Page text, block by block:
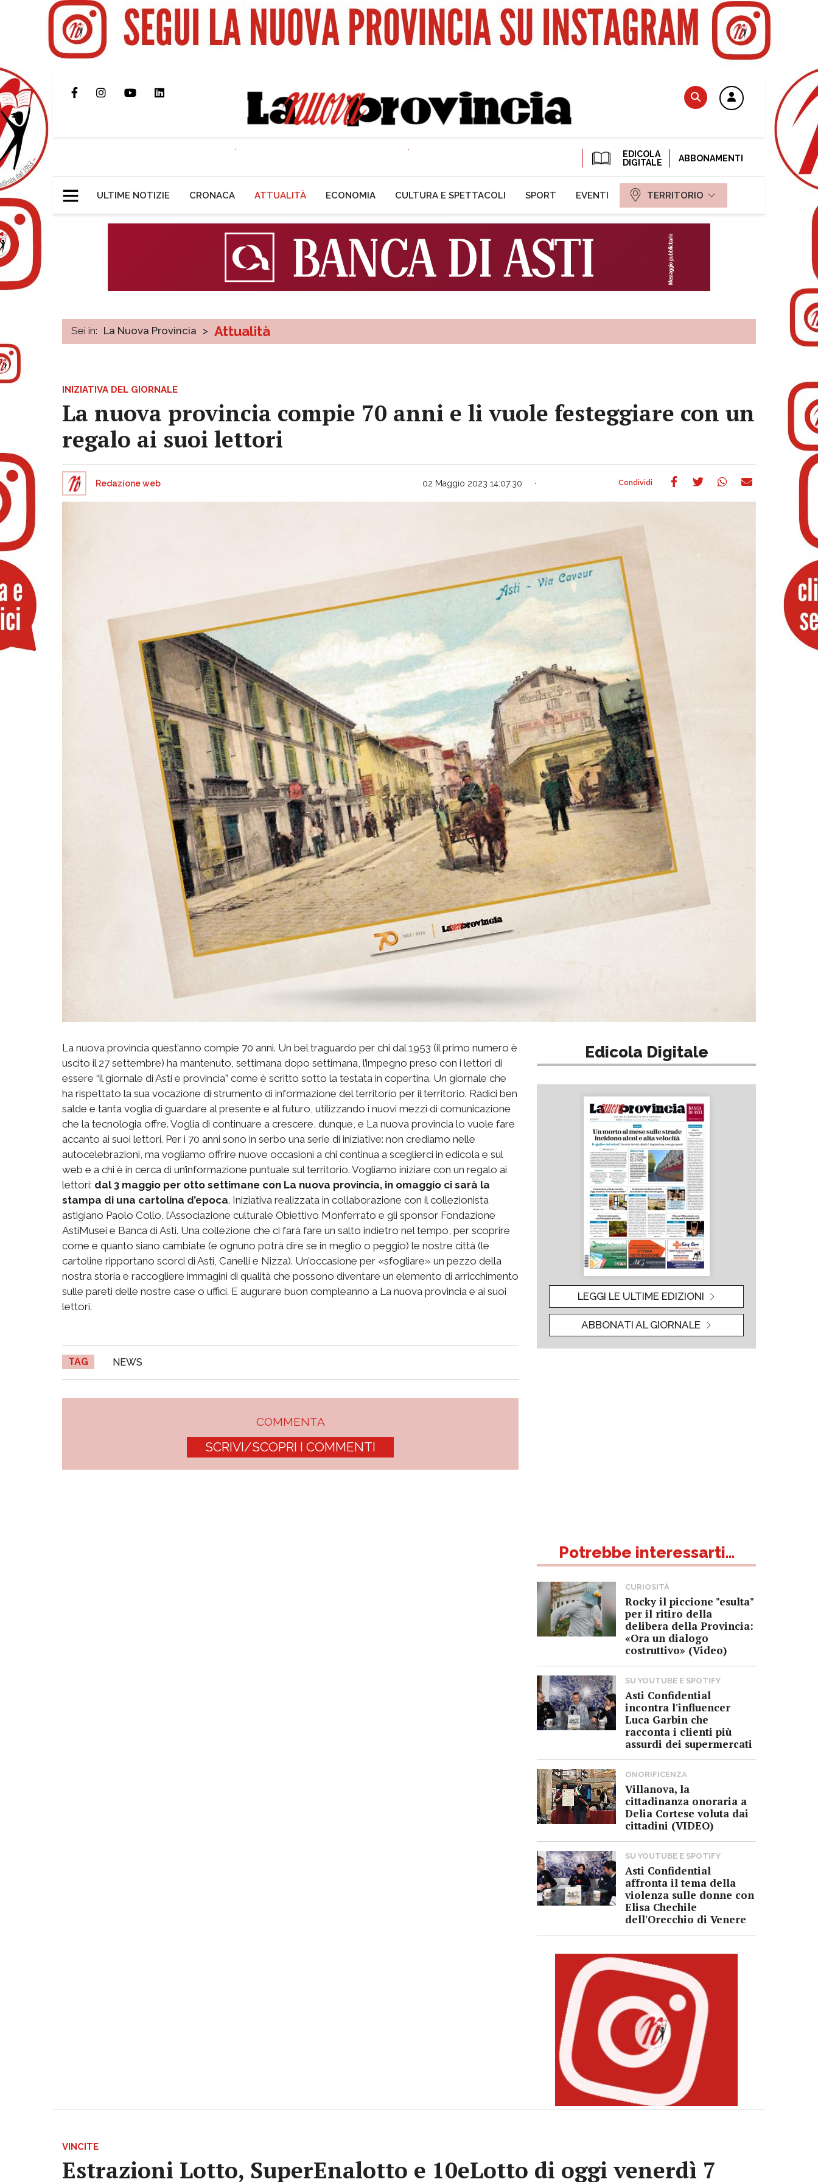
EDICOLA
DIGITALE
ABBONAMENTI
ULTIME NOTIZIE CRONACA ATTUALITÀ ECONOMIA CULTURA E SPETTACOLI SPORT EVENTI TERRITORIO
Sei in: La Nuova Provincia > Attualità
INIZIATIVA DEL GIORNALE
La nuova provincia compie 70 anni e li vuole festeggiare con un
regalo ai suoi lettori
Redazione web 02 Maggio 2023 14:07:30
La nuova provincia quest’anno compie 70 anni. Un bel traguardo per chi dal 1953 (il primo numero è
uscito il 27 settembre) ha mantenuto, settimana dopo settimana, l’impegno preso con i lettori di
essere “il giornale di Asti e provincia” come è scritto sotto la testata in copertina. Un giornale che
ha rispettato la sua vocazione di strumento di informazione del territorio per il territorio. Radici ben
salde e tanta voglia di guardare al presente e al futuro, utilizzando i nuovi mezzi di comunicazione
che la tecnologia offre. Voglia di continuare a crescere, dunque, e La nuova provincia lo vuole fare
accanto ai suoi lettori. Per i 70 anni sono in serbo una serie di iniziative: non crediamo nelle
autocelebrazioni, ma vogliamo offrire nuove occasioni a chi continua a sceglierci in edicola e sul
web e a chi è in cerca di un’informazione puntuale sul territorio. Vogliamo iniziare con un regalo ai
lettori: dal 3 maggio per otto settimane con La nuova provincia, in omaggio ci sarà la
stampa di una cartolina d’epoca. Iniziativa realizzata in collaborazione con il collezionista
astigiano Paolo Collo, l’Associazione culturale Obiettivo Monferrato e gli sponsor Fondazione
AstiMusei e Banca di Asti. Una collezione che ci farà fare un salto indietro nel tempo, per scoprire
come e quanto siano cambiate (e ognuno potrà dire se in meglio o peggio) le nostre città (le
cartoline ripportano scorci di Asti, Canelli e Nizza). Un’occasione per «sfogliare» un pezzo della
nostra storia e raccogliere immagini di qualità che possono diventare un elemento di arricchimento
sulle pareti delle nostre case o uffici. E augurare buon compleanno a La nuova provincia e ai suoi
lettori.
TAG NEWS
COMMENTA
SCRIVI/SCOPRI I COMMENTI
Edicola Digitale
LEGGI LE ULTIME EDIZIONI
ABBONATI AL GIORNALE
Potrebbe interessarti...
CURIOSITÀ
Rocky il piccione "esulta"
per il ritiro della
delibera della Provincia:
«Ora un dialogo
costruttivo» (Video)
SU YOUTUBE E SPOTIFY
Asti Confidential
incontra l'influencer
Luca Garbin che
racconta i clienti più
assurdi dei supermercati
ONORIFICENZA
Villanova, la
cittadinanza onoraria a
Delia Cortese voluta dai
cittadini (VIDEO)
SU YOUTUBE E SPOTIFY
Asti Confidential
affronta il tema della
violenza sulle donne con
Elisa Chechile
dell'Orecchio di Venere
VINCITE
Estrazioni Lotto, SuperEnalotto e 10eLotto di oggi venerdì 7